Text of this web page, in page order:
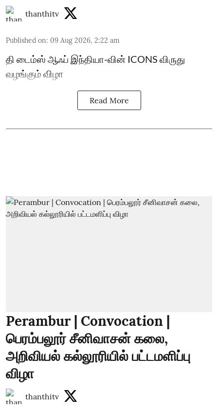
thanthitv
Published on: 09 Aug 2026, 2:22 am
தி டைம்ஸ் ஆஃப் இந்தியா-வின் ICONS விருது
வழங்கும் விழா
Read More
Perambur | Convocation |
பெரம்பலூர் சீனிவாசன் கலை,
அறிவியல் கல்லூரியில் பட்டமளிப்பு
விழா
thanthitv